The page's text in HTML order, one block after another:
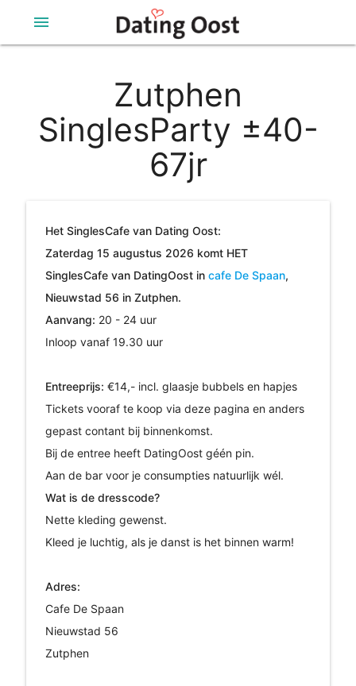
menu
Zutphen
SinglesParty ±40-
67jr
Het SinglesCafe van Dating Oost:
Zaterdag 15 augustus 2026 komt HET
SinglesCafe van DatingOost in cafe De Spaan,
Nieuwstad 56 in Zutphen.
Aanvang: 20 - 24 uur
Inloop vanaf 19.30 uur
Entreeprijs: €14,- incl. glaasje bubbels en hapjes
Tickets vooraf te koop via deze pagina en anders
gepast contant bij binnenkomst.
Bij de entree heeft DatingOost géén pin.
Aan de bar voor je consumpties natuurlijk wél.
Wat is de dresscode?
Nette kleding gewenst.
Kleed je luchtig, als je danst is het binnen warm!
Adres:
Cafe De Spaan
Nieuwstad 56
Zutphen